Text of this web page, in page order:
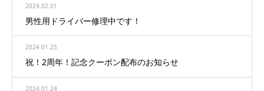
2024.02.01
男性用ドライバー修理中です！
2024.01.25
祝！2周年！記念クーポン配布のお知らせ
2024.01.24